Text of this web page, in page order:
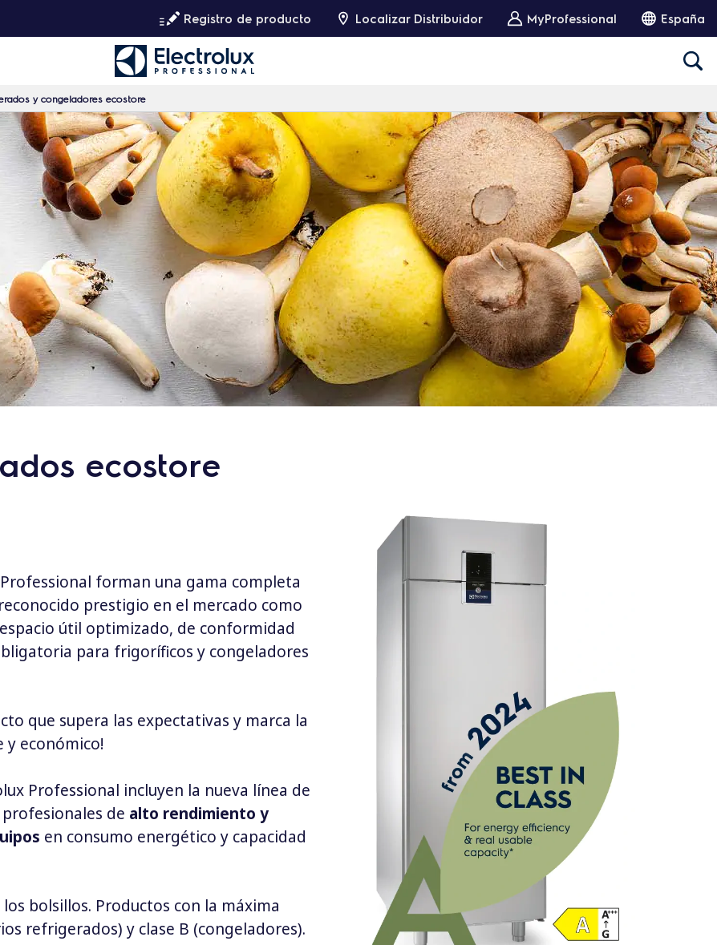
Registro de producto Localizar Distribuidor MyProfessional España
y congeladores ecostore
ecostore
forman una gama completa
prestigio en el mercado como
útil optimizado, de conformidad
para frigoríficos y congeladores
que supera las expectativas y marca la
y económico!
Professional incluyen la nueva línea de
de alto rendimiento y
en consumo energético y capacidad
bolsillos. Productos con la máxima
refrigerados) y clase B (congeladores).